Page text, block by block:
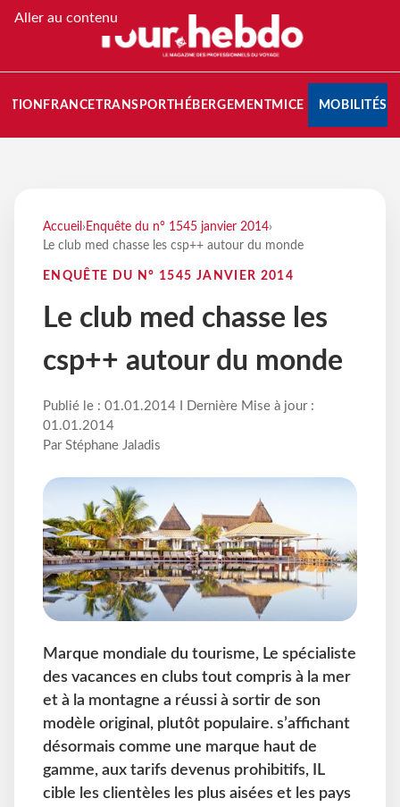
Aller au contenu
FRANCETRANSPORT HÉBERGEMENTMICE MOBILITÉS
Accueil › Enquête du n° 1545 janvier 2014›
Le club med chasse les csp++ autour du monde
ENQUÊTE DU N° 1545 JANVIER 2014
Le club med chasse les
csp++ autour du monde
Publié le : 01.01.2014 I Dernière Mise à jour :
01.01.2014
Par Stéphane Jaladis
Marque mondiale du tourisme, Le spécialiste
des vacances en clubs tout compris à la mer
et à la montagne a réussi à sortir de son
modèle original, plutôt populaire. s’affichant
désormais comme une marque haut de
gamme, aux tarifs devenus prohibitifs, IL
cible les clientèles les plus aisées et les pays